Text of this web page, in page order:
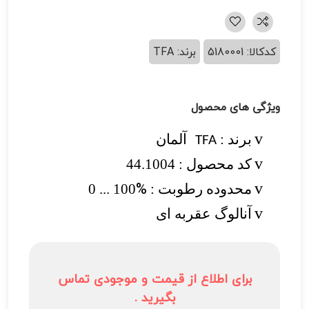
کدکالا: 5180001 برند: TFA
ویژگی های محصول
v برند : TFA آلمان
vکد محصول : 44.1004
v محدوده رطوبت : %
100 ... 0
v آنالوگ عقربه ای
برای اطلاع از قیمت و موجودی تماس
بگیرید .